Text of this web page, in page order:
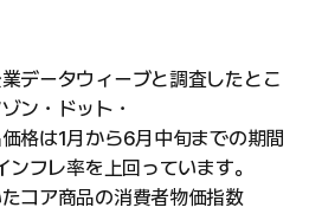
データウィーブと調査したとこ
ン・ドット・
格は1月から6月中旬までの期間
フレ率を上回っています。
コア商品の消費者物価指数